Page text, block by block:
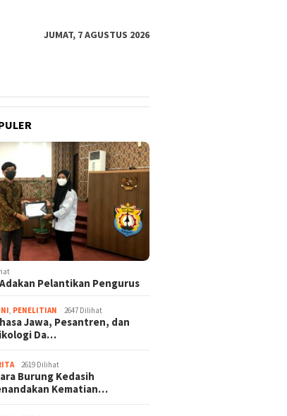
JUMAT, 7 AGUSTUS 2026
Adakan Pelantikan Pengurus
PENELITIAN 2647 Dilihat
Jawa, Pesantren, dan
Da…
2619 Dilihat
Burung Kedasih
Kematian…